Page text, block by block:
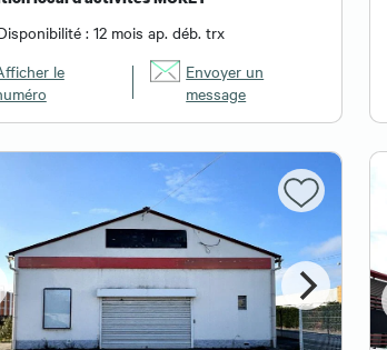
: 12 mois ap. déb. trx
le
Envoyer un
message